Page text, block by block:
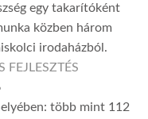
egy takarítóként
közben három
irodaházból.
több mint 112